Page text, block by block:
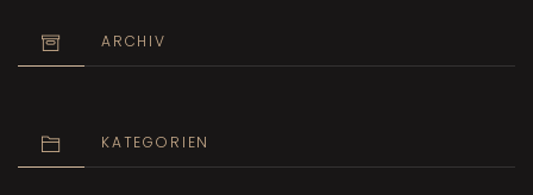
ARCHIV
KATEGORIEN